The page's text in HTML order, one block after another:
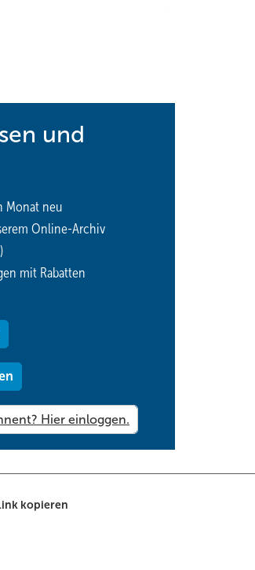
und
Monat neu
Online-Archiv
mit Rabatten
kopieren